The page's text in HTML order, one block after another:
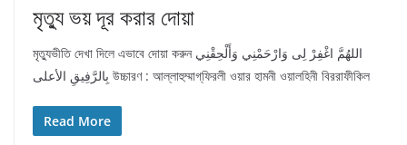
মৃত্যু ভয় দূর করার দোয়া
মৃত্যুভীতি দেখা দিলে এভাবে দোয়া করুন اللهُمَّ اغْفِرْ لِى وَارْحَمْنِي وَأَلْحِقْنِي
بِالرَّفِيقِ الأعلى উচ্চারণ : আল্লাহুম্মাগ্‌ফিরলী ওয়ার হামনী ওয়ালহিনী বিররাফীকিল
Read More